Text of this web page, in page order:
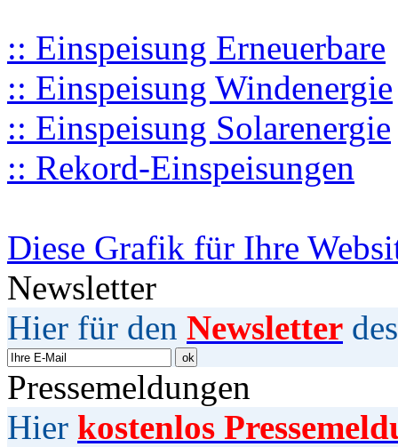
:: Einspeisung Erneuerbare
:: Einspeisung Windenergie
:: Einspeisung Solarenergie
:: Rekord-Einspeisungen
Diese Grafik für Ihre
Newsletter
Hier für den Newsletter
Pressemeldungen
Hier kostenlos